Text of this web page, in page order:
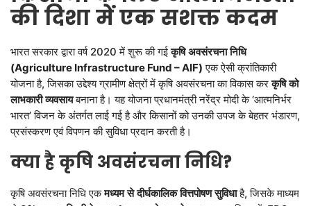
अवसर
मौसम जानकारी
उपज
सरकारी योजनाएं
गैलरी
LOGIN DONATE
हिन्दी
ENGLISH
कीदिशामेंएकसशक्तकदम
भारत सरकार द्वारा वर्ष 2020 में शुरू की गईकृषि अवसंरचना निधि
(Agriculture Infrastructure Fund – AIF) एक ऐसी क्रांतिकारी
योजना है, जिसका उद्देश्य ग्रामीण क्षेत्रों में कृषि अवसंरचना का विकास करकृषि को
लाभकारी व्यवसायबनाना है। यह योजना प्रधानमंत्री नरेंद्र मोदी के ‘आत्मनिर्भर
भारत’ विजन के अंतर्गत लाई गई है और किसानों को उनकी उपज के बेहतर भंडारण,
प्रसंस्करण एवं विपणन की सुविधा प्रदान करती है।
क्याहैकृषि अवसंरचनानिधि?
कृषि अवसंरचना निधि एकमध्यम से दीर्घकालिक वित्तपोषण सुविधाहै, जिसके माध्यम